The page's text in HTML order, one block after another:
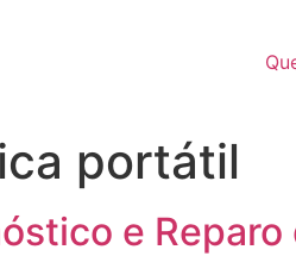
portátil
e